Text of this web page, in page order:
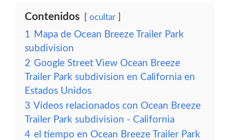
Contenidos ocultar
1 Mapa de Ocean Breeze Trailer Park
subdivision
2 Google Street View Ocean Breeze
Trailer Park subdivision en California en
Estados Unidos
3 Vídeos relacionados con Ocean Breeze
Trailer Park subdivision - California
4 el tiempo en Ocean Breeze Trailer Park